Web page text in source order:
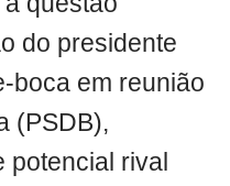
do presidente
boca em reunião
(PSDB),
potencial rival